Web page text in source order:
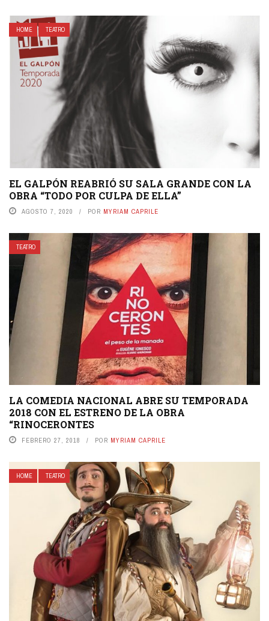
HOME TEATRO
EL GALPÓN REABRIÓ SU SALA GRANDE CON LA
OBRA “TODO POR CULPA DE ELLA”
AGOSTO 7, 2020 POR MYRIAM CAPRILE
TEATRO
LA COMEDIA NACIONAL ABRE SU TEMPORADA
2018 CON EL ESTRENO DE LA OBRA
“RINOCERONTES
FEBRERO 27, 2018 POR MYRIAM CAPRILE
HOME TEATRO